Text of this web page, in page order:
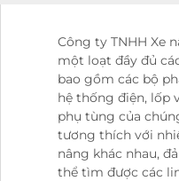
Công ty TNHH Xe
một loạt đầy đủ
bao gồm các bộ
hệ thống điện, lốp
phụ tùng của
tương thích với
nâng khác nhau,
thể tìm được các